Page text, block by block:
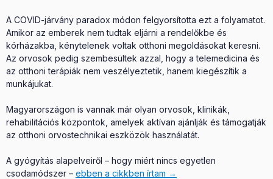
A COVID-járvány paradox módon felgyorsította ezt a folyamatot.
Amikor az emberek nem tudtak eljárni a rendelőkbe és
kórházakba, kénytelenek voltak otthoni megoldásokat keresni.
Az orvosok pedig szembesültek azzal, hogy a telemedicina és
az otthoni terápiák nem veszélyeztetik, hanem kiegészítik a
munkájukat.
Magyarországon is vannak már olyan orvosok, klinikák,
rehabilitációs központok, amelyek aktívan ajánlják és támogatják
az otthoni orvostechnikai eszközök használatát.
A gyógyítás alapelveiről – hogy miért nincs egyetlen
csodamódszer – ebben a cikkben írtam →